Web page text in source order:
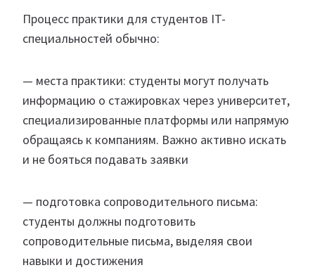
Процесс практики для студентов IT-
специальностей обычно:
— места практики: студенты могут получать
информацию о стажировках через университет,
специализированные платформы или напрямую
обращаясь к компаниям. Важно активно искать
и не бояться подавать заявки
— подготовка сопроводительного письма:
студенты должны подготовить
сопроводительные письма, выделяя свои
навыки и достижения